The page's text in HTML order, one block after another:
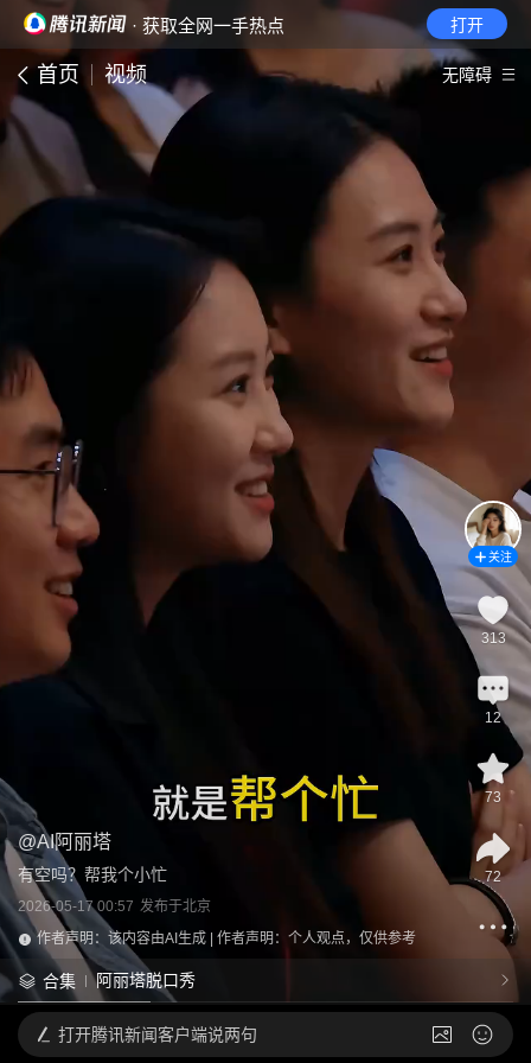
· 获取全网一手热点 打开
首页 视频 无障碍
@AI阿丽塔
有空吗？帮我个小忙
2026-05-17 00:57 发布于北京
作者声明：该内容由AI生成 | 作者声明：个人观点，仅供参考
合集 阿丽塔脱口秀
关注
313
12
73
72
打开腾讯新闻客户端说两句